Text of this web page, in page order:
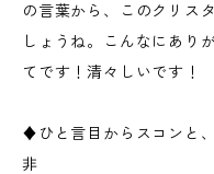
の言葉から、このクリス
しょうね。こんなにあり
てです！清々しいです！
♦︎ひと言目からスコンと
非